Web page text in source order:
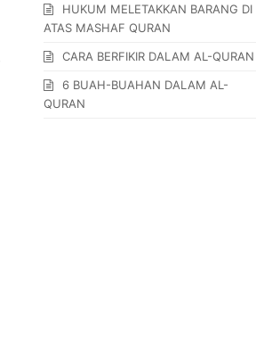
HUKUM MELETAKKAN BARANG DI
ATAS MASHAF QURAN
CARA BERFIKIR DALAM AL-QURAN
6 BUAH-BUAHAN DALAM AL-
QURAN